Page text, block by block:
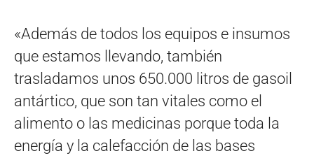
«Además de todos los equipos e insumos
que estamos llevando, también
trasladamos unos 650.000 litros de gasoil
antártico, que son tan vitales como el
alimento o las medicinas porque toda la
energía y la calefacción de las bases